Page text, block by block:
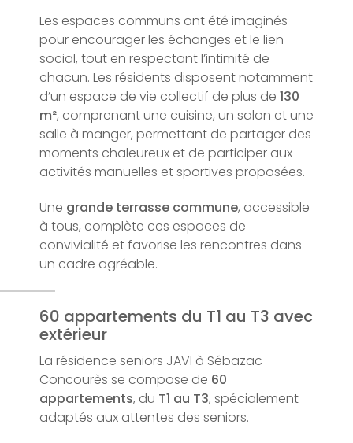
Les espaces communs ont été imaginés
pour encourager les échanges et le lien
social, tout en respectant l’intimité de
chacun. Les résidents disposent notamment
d’un espace de vie collectif de plus de 130
m², comprenant une cuisine, un salon et une
salle à manger, permettant de partager des
moments chaleureux et de participer aux
activités manuelles et sportives proposées.
Une grande terrasse commune, accessible
à tous, complète ces espaces de
convivialité et favorise les rencontres dans
un cadre agréable.
60 appartements du T1 au T3 avec
extérieur
La résidence seniors JAVI à Sébazac-
Concourès se compose de 60
appartements, du T1 au T3, spécialement
adaptés aux attentes des seniors.